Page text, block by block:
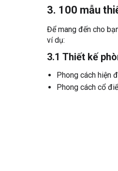
3. 100 mẫu
Để mang đến cho
ví dụ:
3.1 Thiết kế
Phong cách hiện
Phong cách cổ